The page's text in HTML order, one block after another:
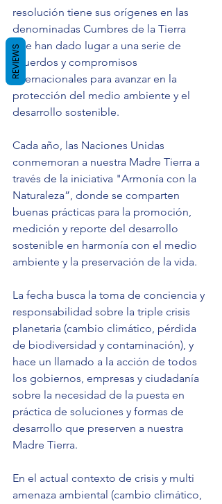
resolución tiene sus orígenes en las
denominadas Cumbres de la Tierra
que han dado lugar a una serie de
acuerdos y compromisos
internacionales para avanzar en la
protección del medio ambiente y el
desarrollo sostenible.
Cada año, las Naciones Unidas
conmemoran a nuestra Madre Tierra a
través de la iniciativa "Armonía con la
Naturaleza”, donde se comparten
buenas prácticas para la promoción,
medición y reporte del desarrollo
sostenible en harmonía con el medio
ambiente y la preservación de la vida.
La fecha busca la toma de conciencia y
responsabilidad sobre la triple crisis
planetaria (cambio climático, pérdida
de biodiversidad y contaminación), y
hace un llamado a la acción de todos
los gobiernos, empresas y ciudadanía
sobre la necesidad de la puesta en
práctica de soluciones y formas de
desarrollo que preserven a nuestra
Madre Tierra.
En el actual contexto de crisis y multi
amenaza ambiental (cambio climático,
REVIEWS